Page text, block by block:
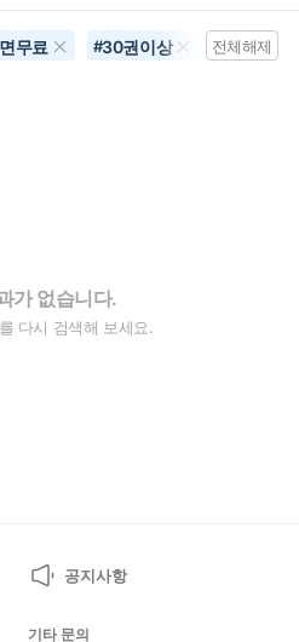
무료 #30권이상 #순정만화
전체해제
가 없습니다.
다시 검색해 보세요.
공지사항
기타 문의